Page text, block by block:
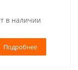
в наличии
Подробнее